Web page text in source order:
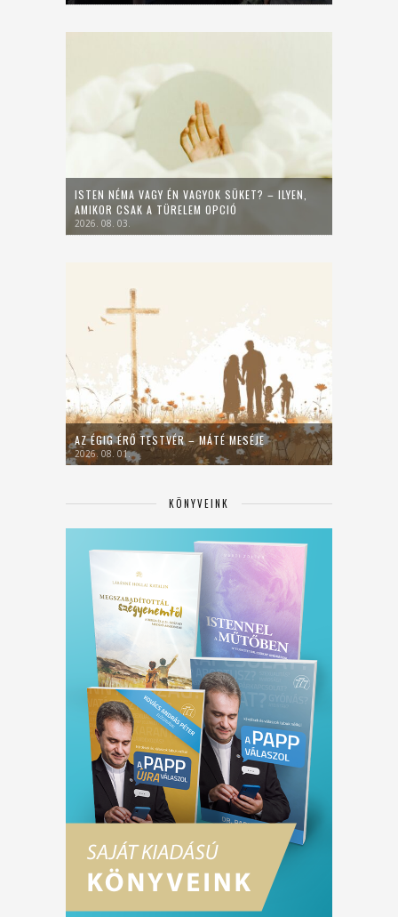
ISTEN NÉMA VAGY ÉN VAGYOK SÜKET? – ILYEN,
AMIKOR CSAK A TÜRELEM OPCIÓ
2026. 08. 03.
AZ ÉGIG ÉRŐ TESTVÉR – MÁTÉ MESÉJE
2026. 08. 01.
KÖNYVEINK